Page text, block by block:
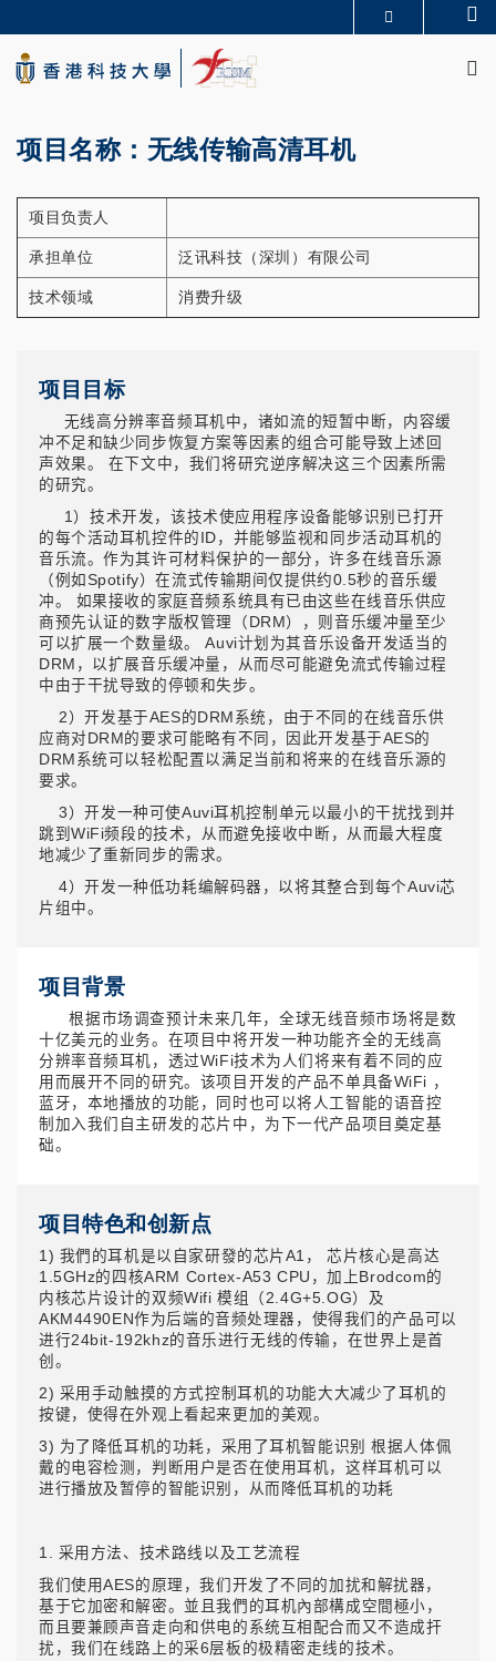
to
main
content
生活@科大
项目名称：无线传输高清耳机
项目负责人
承担单位 泛讯科技（深圳）有限公司
技术领域 消费升级
项目目标
无线高分辨率音频耳机中，诸如流的短暂中断，内容缓
冲不足和缺少同步恢复方案等因素的组合可能导致上述回
声效果。 在下文中，我们将研究逆序解决这三个因素所需
的研究。
1）技术开发，该技术使应用程序设备能够识别已打开
的每个活动耳机控件的ID，并能够监视和同步活动耳机的
音乐流。作为其许可材料保护的一部分，许多在线音乐源
（例如Spotify）在流式传输期间仅提供约0.5秒的音乐缓
冲。 如果接收的家庭音频系统具有已由这些在线音乐供应
商预先认证的数字版权管理（DRM），则音乐缓冲量至少
可以扩展一个数量级。 Auvi计划为其音乐设备开发适当的
DRM，以扩展音乐缓冲量，从而尽可能避免流式传输过程
中由于干扰导致的停顿和失步。
2）开发基于AES的DRM系统，由于不同的在线音乐供
应商对DRM的要求可能略有不同，因此开发基于AES的
DRM系统可以轻松配置以满足当前和将来的在线音乐源的
要求。
3）开发一种可使Auvi耳机控制单元以最小的干扰找到并
跳到WiFi频段的技术，从而避免接收中断，从而最大程度
地减少了重新同步的需求。
4）开发一种低功耗编解码器，以将其整合到每个Auvi芯
片组中。
项目背景
根据市场调查预计未来几年，全球无线音频市场将是数
十亿美元的业务。在项目中将开发一种功能齐全的无线高
分辨率音频耳机，透过WiFi技术为人们将来有着不同的应
用而展开不同的研究。该项目开发的产品不单具备WiFi ，
蓝牙，本地播放的功能，同时也可以将人工智能的语音控
制加入我们自主研发的芯片中，为下一代产品项目奠定基
础。
项目特色和创新点
1) 我們的耳机是以自家研發的芯片A1， 芯片核心是高达
1.5GHz的四核ARM Cortex-A53 CPU，加上Brodcom的
内核芯片设计的双频Wifi 模组（2.4G+5.OG）及
AKM4490EN作为后端的音频处理器，使得我们的产品可以
进行24bit-192khz的音乐进行无线的传输，在世界上是首
创。
2) 采用手动触摸的方式控制耳机的功能大大减少了耳机的
按键，使得在外观上看起来更加的美观。
3) 为了降低耳机的功耗，采用了耳机智能识别 根据人体佩
戴的电容检测，判断用户是否在使用耳机，这样耳机可以
进行播放及暂停的智能识别，从而降低耳机的功耗
1. 采用方法、技术路线以及工艺流程
我们使用AES的原理，我们开发了不同的加扰和解扰器，
基于它加密和解密。並且我們的耳机內部構成空間極小，
而且要兼顾声音走向和供电的系统互相配合而又不造成扞
扰，我们在线路上的采6层板的极精密走线的技术。